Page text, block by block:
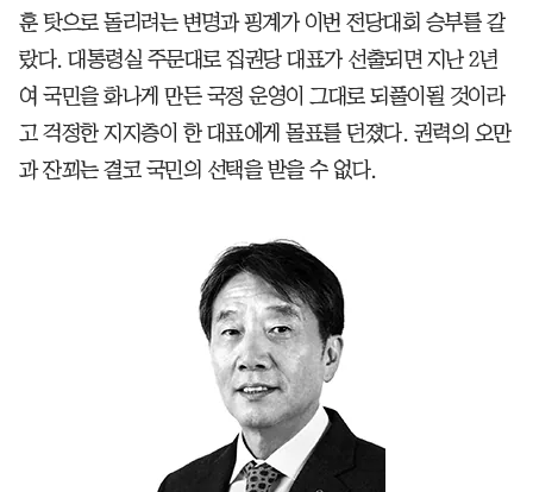
훈 탓으로 돌리려는 변명과 핑계가 이번 전당대회 승부를 갈
랐다. 대통령실 주문대로 집권당 대표가 선출되면 지난 2년
여 국민을 화나게 만든 국정 운영이 그대로 되풀이될 것이라
고 걱정한 지지층이 한 대표에게 몰표를 던졌다. 권력의 오만
과 잔꾀는 결코 국민의 선택을 받을 수 없다.